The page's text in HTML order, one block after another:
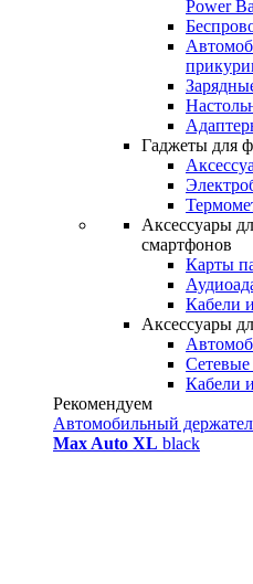
Power
Гаджеты для
Аксессуары
смартфонов
Карты
Кабели
Аксессуары
Сетевые
Кабели
Рекомендуем
Автомобильный
Max Auto XL black